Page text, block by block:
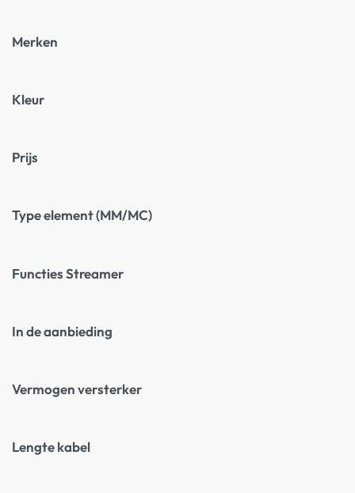
Merken
Kleur
Prijs
Type element (MM/MC)
Functies Streamer
In de aanbieding
Vermogen versterker
Lengte kabel